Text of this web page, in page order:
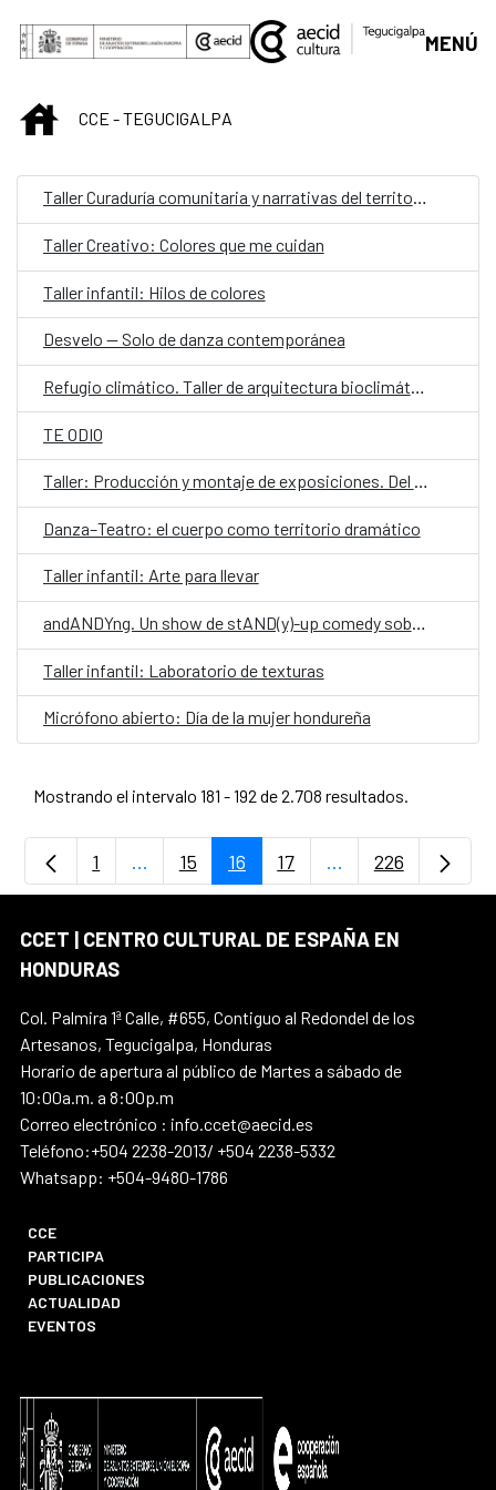
Saltar al contenido principal
MENÚ
INICIOCCE - TEGUCIGALPA
Taller Curaduría comunitaria y narrativas del territorio
Taller Creativo: Colores que me cuidan
Taller infantil: Hilos de colores
Desvelo — Solo de danza contemporánea
Refugio climático. Taller de arquitectura bioclimática y proyecto aplicado
TE ODIO
Taller: Producción y montaje de exposiciones. Del concepto a la realidad
Danza–Teatro: el cuerpo como territorio dramático
Taller infantil: Arte para llevar
andANDYng. Un show de stAND(y)-up comedy sobre vivir, morir y llegar a los treinta.
Taller infantil: Laboratorio de texturas
Micrófono abierto: Día de la mujer hondureña
Mostrando el intervalo 181 - 192 de 2.708 resultados.
Página
1 ...Páginas intermedias Use TAB para
Página
15 Página
16 Página
17 ...PáginasPágina
226
CCET | CENTRO CULTURAL DE ESPAÑA EN
HONDURAS
Col. Palmira 1ª Calle, #655, Contiguo al Redondel de los
Artesanos, Tegucigalpa, Honduras
Horario de apertura al público de Martes a sábado de
10:00a.m. a 8:00p.m
Correo electrónico : info.ccet@aecid.es
Teléfono:+504 2238-2013/ +504 2238-5332
Whatsapp: +504-9480-1786
CCE
PARTICIPA
PUBLICACIONES
ACTUALIDAD
EVENTOS